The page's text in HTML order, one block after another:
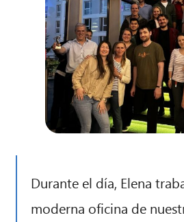
Durante el día, Elena
moderna oficina de
CIB AI ChatBot
¡Hola! ¿Qué puedo hacer por ti?